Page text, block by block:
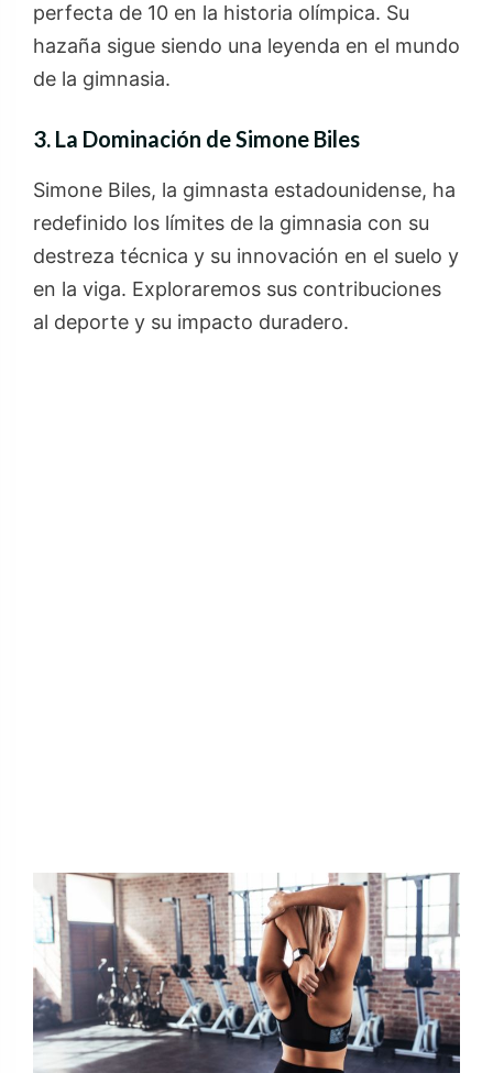
perfecta de 10 en la historia olímpica. Su
hazaña sigue siendo una leyenda en el mundo
de la gimnasia.
3. La Dominación de Simone Biles
Simone Biles, la gimnasta estadounidense, ha
redefinido los límites de la gimnasia con su
destreza técnica y su innovación en el suelo y
en la viga. Exploraremos sus contribuciones
al deporte y su impacto duradero.